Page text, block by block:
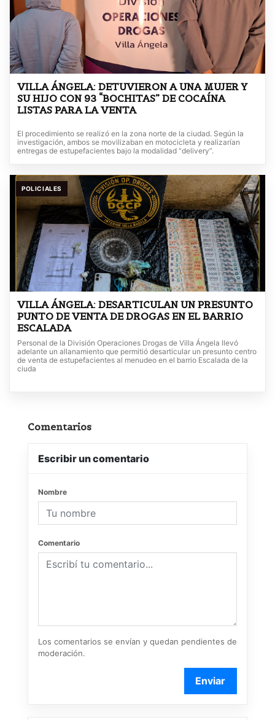
VILLA ÁNGELA: DETUVIERON A UNA MUJER Y
SU HIJO CON 93 “BOCHITAS” DE COCAÍNA
LISTAS PARA LA VENTA
El procedimiento se realizó en la zona norte de la ciudad. Según la
investigación, ambos se movilizaban en motocicleta y realizarían
entregas de estupefacientes bajo la modalidad “delivery”.
POLICIALES
VILLA ÁNGELA: DESARTICULAN UN PRESUNTO
PUNTO DE VENTA DE DROGAS EN EL BARRIO
ESCALADA
Personal de la División Operaciones Drogas de Villa Ángela llevó
adelante un allanamiento que permitió desarticular un presunto centro
de venta de estupefacientes al menudeo en el barrio Escalada de la
ciuda
Comentarios
Escribir un comentario
Nombre
Comentario
Los comentarios se envían y quedan pendientes de
moderación.
Enviar